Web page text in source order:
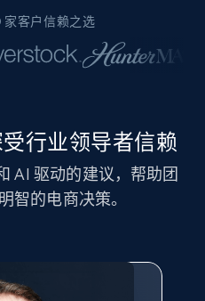
客户信赖之选
行业领导者信赖
AI 驱动的建议，帮助团
智的电商决策。